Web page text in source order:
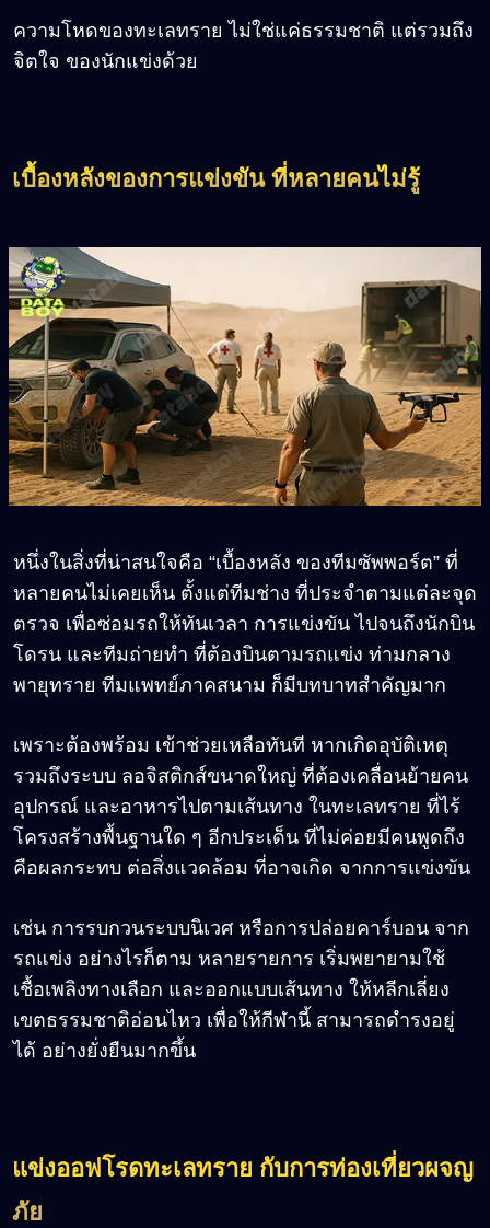
ความโหดของทะเลทราย ไม่ใช่แค่ธรรมชาติ แต่รวมถึง
จิตใจ ของนักแข่งด้วย
เบื้องหลังของการแข่งขัน ที่หลายคนไม่รู้
หนึ่งในสิ่งที่น่าสนใจคือ “เบื้องหลัง ของทีมซัพพอร์ต” ที่
หลายคนไม่เคยเห็น ตั้งแต่ทีมช่าง ที่ประจำตามแต่ละจุด
ตรวจ เพื่อซ่อมรถให้ทันเวลา การแข่งขัน ไปจนถึงนักบิน
โดรน และทีมถ่ายทำ ที่ต้องบินตามรถแข่ง ท่ามกลาง
พายุทราย ทีมแพทย์ภาคสนาม ก็มีบทบาทสำคัญมาก
เพราะต้องพร้อม เข้าช่วยเหลือทันที หากเกิดอุบัติเหตุ
รวมถึงระบบ ลอจิสติกส์ขนาดใหญ่ ที่ต้องเคลื่อนย้ายคน
อุปกรณ์ และอาหารไปตามเส้นทาง ในทะเลทราย ที่ไร้
โครงสร้างพื้นฐานใด ๆ อีกประเด็น ที่ไม่ค่อยมีคนพูดถึง
คือผลกระทบ ต่อสิ่งแวดล้อม ที่อาจเกิด จากการแข่งขัน
เช่น การรบกวนระบบนิเวศ หรือการปล่อยคาร์บอน จาก
รถแข่ง อย่างไรก็ตาม หลายรายการ เริ่มพยายามใช้
เชื้อเพลิงทางเลือก และออกแบบเส้นทาง ให้หลีกเลี่ยง
เขตธรรมชาติอ่อนไหว เพื่อให้กีฬานี้ สามารถดำรงอยู่
ได้ อย่างยั่งยืนมากขึ้น
แข่งออฟโรดทะเลทราย กับการท่องเที่ยวผจญ
ภัย